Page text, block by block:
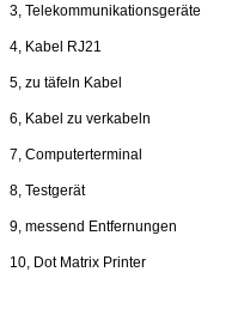
3, Telekommunikationsgeräte
4, Kabel RJ21
5, zu täfeln Kabel
6, Kabel zu verkabeln
7, Computerterminal
8, Testgerät
9, messend Entfernungen
10, Dot Matrix Printer